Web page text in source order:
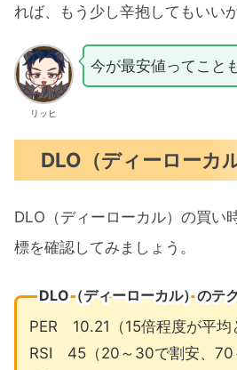
れば、もう少し辛抱してもいい
リッヒ
今が最安値ってこと
DLO（ディーローカ
DLO（ディーローカル）の買い
標を確認してみましょう。
DLO（ディーローカル）のテ
PER 10.21（15倍程度が平均
RSI 45（20～30で割安、70